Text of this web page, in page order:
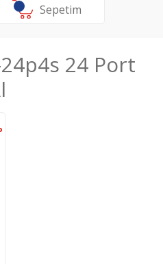
Sepetim
24 Port